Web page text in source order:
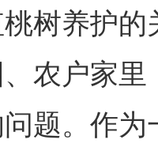
养护的
农户家
题。作为